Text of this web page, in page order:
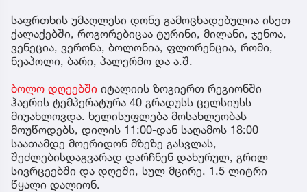
საფრთხის უმაღლესი დონე გამოცხადებულია ისეთ
ქალაქებში, როგორებიცაა ტურინი, მილანი, ჯენოა,
ვენეცია, ვერონა, ბოლონია, ფლორენცია, რომი,
ნეაპოლი, ბარი, პალერმო და ა.შ.
ბოლო დღეებში იტალიის ზოგიერთ რეგიონში
ჰაერის ტემპერატურა 40 გრადუსს ცელსიუსს
მიუახლოვდა. ხელისუფლება მოსახლეობას
მოუწოდებს, დილის 11:00-დან საღამოს 18:00
საათამდე მოერიდონ მზეზე გასვლას,
შეძლებისდაგვარად დარჩნენ დახურულ, გრილ
სივრცეებში და დღეში, სულ მცირე, 1,5 ლიტრი
წყალი დალიონ.